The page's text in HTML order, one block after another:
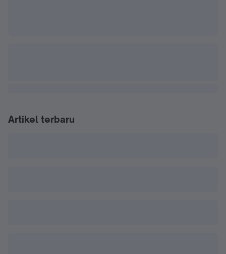
Artikel terbaru